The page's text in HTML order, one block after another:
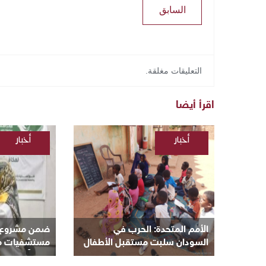
السابق
التعليقات مغلقة.
اقرأ أيضا
الأمم المتحدة: الحرب في
السودان سلبت مستقبل الأطفال
و8 ملايين منهم خارج المدارس
أخبار
/
السودانية
ضمن مشروع
مستشفيات
مجانياً بأم
أخبار
السودانية